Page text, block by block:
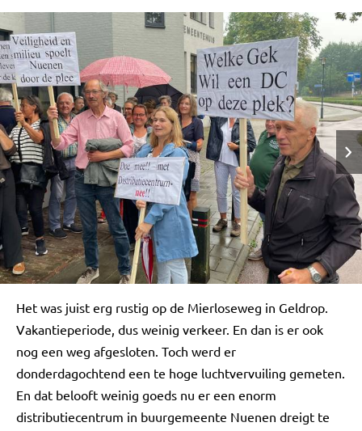
Het was juist erg rustig op de Mierloseweg in Geldrop.
Vakantieperiode, dus weinig verkeer. En dan is er ook
nog een weg afgesloten. Toch werd er
donderdagochtend een te hoge luchtvervuiling gemeten.
En dat belooft weinig goeds nu er een enorm
distributiecentrum in buurgemeente Nuenen dreigt te